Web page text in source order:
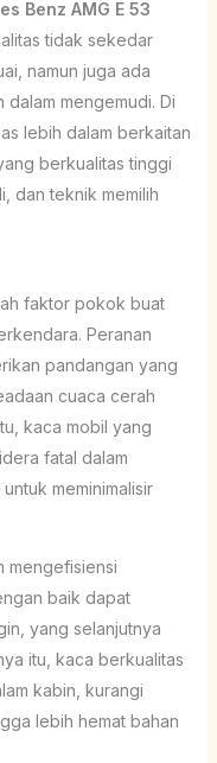
Benz AMG E 53
tidak sekedar
namun juga ada
mengemudi. Di
lebih dalam berkaitan
berkualitas tinggi
dan teknik memilih
faktor pokok buat
Peranan
pandangan yang
cuaca cerah
kaca mobil yang
fatal dalam
meminimalisir
mengefisiensi
baik dapat
yang selanjutnya
itu, kaca berkualitas
kabin, kurangi
lebih hemat bahan